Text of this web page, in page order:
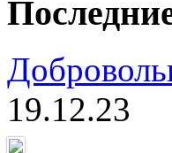
19.12.23